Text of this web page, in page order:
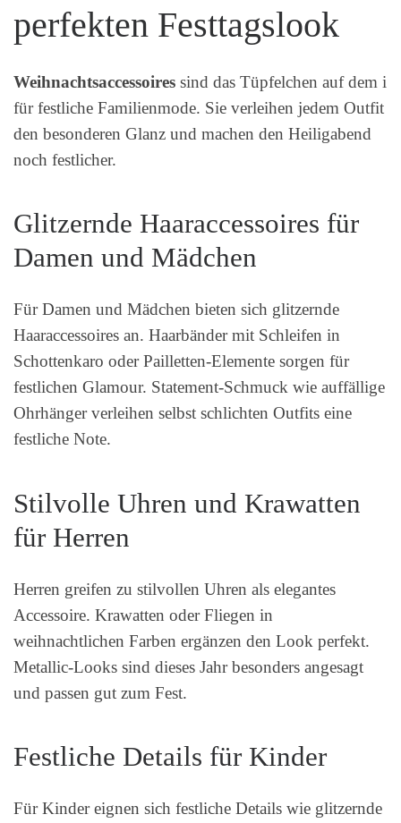
perfekten Festtagslook
Weihnachtsaccessoires sind das Tüpfelchen auf dem i
für festliche Familienmode. Sie verleihen jedem Outfit
den besonderen Glanz und machen den Heiligabend
noch festlicher.
Glitzernde Haaraccessoires für
Damen und Mädchen
Für Damen und Mädchen bieten sich glitzernde
Haaraccessoires an. Haarbänder mit Schleifen in
Schottenkaro oder Pailletten-Elemente sorgen für
festlichen Glamour. Statement-Schmuck wie auffällige
Ohrhänger verleihen selbst schlichten Outfits eine
festliche Note.
Stilvolle Uhren und Krawatten
für Herren
Herren greifen zu stilvollen Uhren als elegantes
Accessoire. Krawatten oder Fliegen in
weihnachtlichen Farben ergänzen den Look perfekt.
Metallic-Looks sind dieses Jahr besonders angesagt
und passen gut zum Fest.
Festliche Details für Kinder
Für Kinder eignen sich festliche Details wie glitzernde